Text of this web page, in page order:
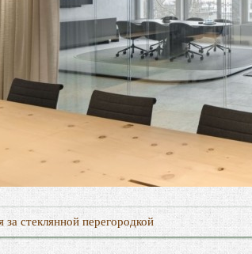
за стеклянной перегородкой